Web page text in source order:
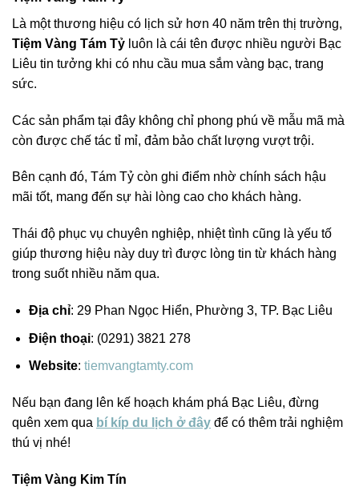
Là một thương hiệu có lịch sử hơn 40 năm trên thị trường,
Tiệm Vàng Tám Tỷ luôn là cái tên được nhiều người Bạc
Liêu tin tưởng khi có nhu cầu mua sắm vàng bạc, trang
sức.
Các sản phẩm tại đây không chỉ phong phú về mẫu mã mà
còn được chế tác tỉ mỉ, đảm bảo chất lượng vượt trội.
Bên cạnh đó, Tám Tỷ còn ghi điểm nhờ chính sách hậu
mãi tốt, mang đến sự hài lòng cao cho khách hàng.
Thái độ phục vụ chuyên nghiệp, nhiệt tình cũng là yếu tố
giúp thương hiệu này duy trì được lòng tin từ khách hàng
trong suốt nhiều năm qua.
Địa chỉ: 29 Phan Ngọc Hiển, Phường 3, TP. Bạc Liêu
Điện thoại: (0291) 3821 278
Website: tiemvangtamty.com
Nếu bạn đang lên kế hoạch khám phá Bạc Liêu, đừng
quên xem qua bí kíp du lịch ở đây để có thêm trải nghiệm
thú vị nhé!
Tiệm Vàng Kim Tín